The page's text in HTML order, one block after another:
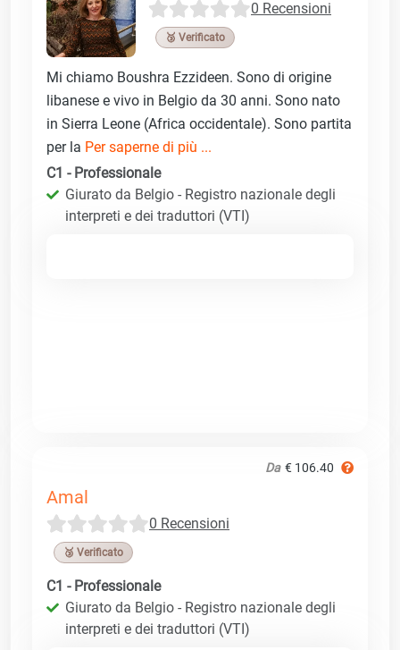
0 Recensioni
🥉 Verificato
Mi chiamo Boushra Ezzideen. Sono di origine
libanese e vivo in Belgio da 30 anni. Sono nato
in Sierra Leone (Africa occidentale). Sono partita
per la Per saperne di più ...
C1 - Professionale
Giurato da Belgio - Registro nazionale degli
interpreti e dei traduttori (VTI)
Da € 106.40
Amal
0 Recensioni
🥉 Verificato
C1 - Professionale
Giurato da Belgio - Registro nazionale degli
interpreti e dei traduttori (VTI)